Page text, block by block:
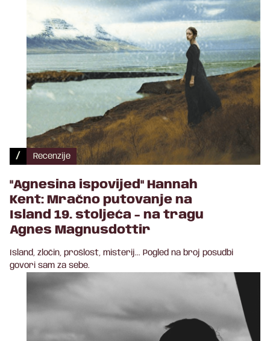
/ Recenzije
"Agnesina ispovijed" Hannah
Kent: Mračno putovanje na
Island 19. stoljeća - na tragu
Agnes Magnusdottir
Island, zločin, prošlost, misterij... Pogled na broj posudbi
govori sam za sebe.